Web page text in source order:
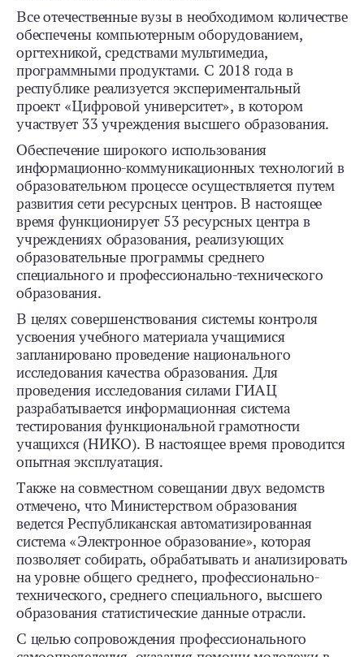
Все отечественные вузы в необходимом количестве
обеспечены компьютерным оборудованием,
оргтехникой, средствами мультимедиа,
программными продуктами. С 2018 года в
республике реализуется экспериментальный
проект «Цифровой университет», в котором
участвует 33 учреждения высшего образования.
Обеспечение широкого использования
информационно-коммуникационных технологий в
образовательном процессе осуществляется путем
развития сети ресурсных центров. В настоящее
время функционирует 53 ресурсных центра в
учреждениях образования, реализующих
образовательные программы среднего
специального и профессионально-технического
образования.
В целях совершенствования системы контроля
усвоения учебного материала учащимися
запланировано проведение национального
исследования качества образования. Для
проведения исследования силами ГИАЦ
разрабатывается информационная система
тестирования функциональной грамотности
учащихся (НИКО). В настоящее время проводится
опытная эксплуатация.
Также на совместном совещании двух ведомств
отмечено, что Министерством образования
ведется Республиканская автоматизированная
система «Электронное образование», которая
позволяет собирать, обрабатывать и анализировать
на уровне общего среднего, профессионально-
технического, среднего специального, высшего
образования статистические данные отрасли.
С целью сопровождения профессионального